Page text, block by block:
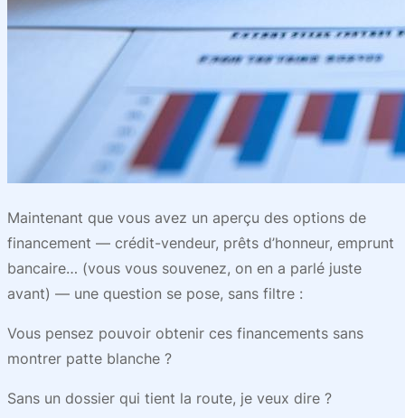
Maintenant que vous avez un aperçu des options de
financement — crédit-vendeur, prêts d’honneur, emprunt
bancaire… (vous vous souvenez, on en a parlé juste
avant) — une question se pose, sans filtre :
Vous pensez pouvoir obtenir ces financements sans
montrer patte blanche ?
Sans un dossier qui tient la route, je veux dire ?